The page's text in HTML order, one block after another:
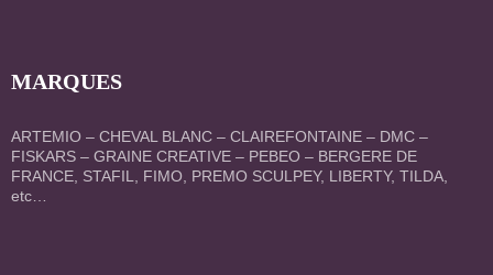
MARQUES
ARTEMIO – CHEVAL BLANC – CLAIREFONTAINE – DMC –
FISKARS – GRAINE CREATIVE – PEBEO – BERGERE DE
FRANCE, STAFIL, FIMO, PREMO SCULPEY, LIBERTY, TILDA,
etc…